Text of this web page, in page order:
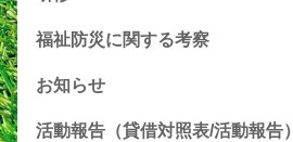
福祉防災に関する考察
お知らせ
活動報告（貸借対照表/活動報告）